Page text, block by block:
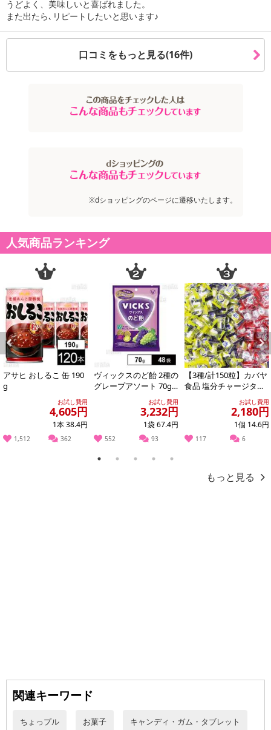
※保管期間切れにより返送となった場合は、配送元に返送となりま
す。お申込みは、キャンセル返金とさせていただきます。
※クロネコメンバーズへご登録いただきましても「再配達依頼・お
届け日変更」をお受けが出来ません。
記載されている内容を必ずご確認いただき、お届けする商品セット
にご納得いただきましたうえでお申し込みください。
また、[新たな加工食品の原料原産地表示制度]の経過措置期間の終
によるお申込み後のキャンセル・返品交換は対応いたしかねます。
【お支払いについて】
※送料はお試し費用に含まれております。
※お支払い方法は、電話料金合算払い、クレジットカード、dポイン
トの利用となります。
【発送・お届け・商品について】
※お申込み頂きました商品の同梱、お届けの日時指定はいたしかね
ます。
※お客様のご都合でお受取りいただけない場合、商品の再発送や返
金はいたしかねます。
また、お届け日時のご指定は、お受けできません。宅配業者からの
不在票にてご対応ください。
※発送予定日は前後する場合がございます。また商品によって発送
日が異なります。
休業日
さい）
うどよく、美味しいと喜ばれました。
また出たら､リピートしたいと思います♪
口コミをもっと見る(16件)
※dショッピングのページに遷移いたします。
人気商品ランキング
Previous
アサヒ おしるこ 缶 190
g
お試し費用
4,605円
1本 38.4円
1,512 362
ヴィックスのど飴 2種の
グレープアソート 70g
お試し費用
3,232円
1袋 67.4円
552 93
【3種/計150粒】カバヤ
食品 塩分チャージタブ
レッツ（塩レモン味・
スポーツドリ...
お試し費用
2,180円
1個 14.6円
117 6
Next
1 2 3 4 5
もっと見る
関連キーワード
ちょっプル お菓子 キャンディ・ガム・タブレット